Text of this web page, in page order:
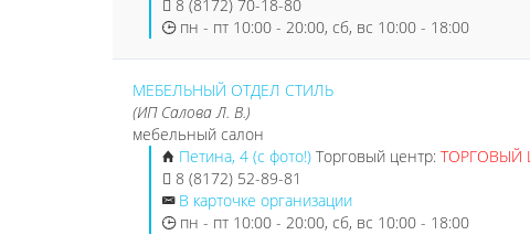
8 (8172) 70-18-80
пн - пт 10:00 - 20:00, сб, вс 10:00 - 18:00
МЕБЕЛЬНЫЙ ОТДЕЛ СТИЛЬ
(ИП Салова Л. В.)
мебельный салон
Петина, 4 (с фото!) Торговый центр: ТОРГОВЫЙ
8 (8172) 52-89-81
В карточке организации
пн - пт 10:00 - 20:00, сб, вс 10:00 - 18:00